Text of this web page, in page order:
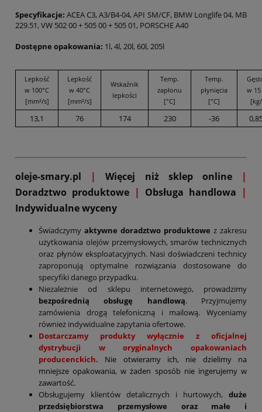
Specyfikacje:ACEA C3, A3/B4-04, API SM/CF, BMW Longlife 04, MB
229.51, VW 502 00 + 505 00 + 505 01, PORSCHE A40
Dostępne opakowania: 1l, 4l, 20l, 60l, 205l
Lepkość
w 100°C
[mm²/s]
Lepkość
w 40°C
[mm²/s]
Wskaźnik
lepkości
Temp.
zapłonu
[°C]
Temp.
płynięcia
[°C]
w 15
13,1 76 174 230 -36
oleje-smary.pl | Więcej niż sklep online
|
Doradztwo produktowe | Obsługa handlowa |
Indywidualne wyceny
Świadczymy aktywne doradztwo produktowe z zakresu
użytkowania olejów przemysłowych, smarów technicznych
oraz płynów eksploatacyjnych. Nasi doświadczeni technicy
zaproponują optymalne rozwiązania dostosowane do
specyfiki danego przypadku.
Niezależnie od sklepu internetowego, prowadzimy
bezpośrednią obsługę handlową. Przyjmujemy
zamówienia drogą telefoniczną i mailową. Wyceniamy
również indywidualne zapytania ofertowe.
Dostarczamy produkty wyłącznie z oficjalnej
dystrybucji w oryginalnych opakowaniach
producenckich. Nie otwieramy ich, nie dzielimy na
mniejsze opakowania, w żaden sposób nie ingerujemy w
zawartość.
Obsługujemy klientów detalicznych i hurtowych, duże
przedsiębiorstwa przemysłowe oraz małe i